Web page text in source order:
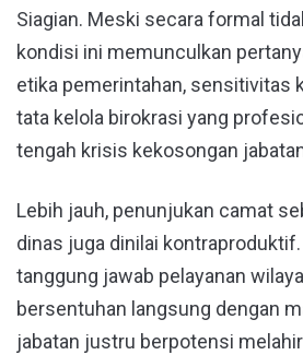
Siagian. Meski secara formal
kondisi ini memunculkan
etika pemerintahan, sensitivitas
tata kelola birokrasi yang
tengah krisis kekosongan
Lebih jauh, penunjukan camat
dinas juga dinilai
tanggung jawab pelayanan
bersentuhan langsung dengan
jabatan justru berpotensi